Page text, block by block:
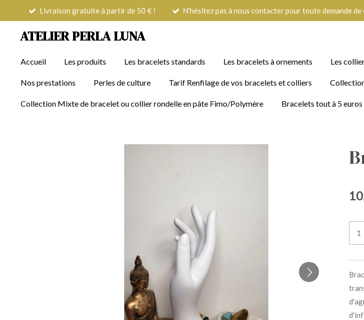
contenu
Livraison gratuite à partir de 50 € ! N'hésitez pas à nous contacter pour toute demande
ATELIER PERLA LUNA
Accueil Les produits Les bracelets standards Les bracelets à ornements Les
Nos prestations Perles de culture Tarif Renfilage de vos bracelets et colliers
Collection Mixte de bracelet ou collier rondelle en pâte Fimo/Polymère Bracelets tout à 5 euros